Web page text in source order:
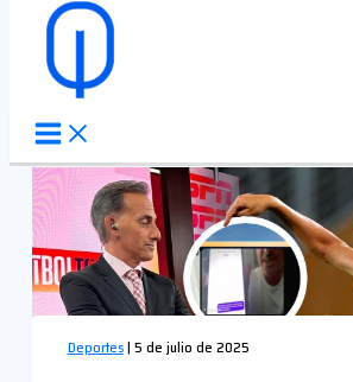
Ir al contenido
Deportes| 5 de julio de 2025